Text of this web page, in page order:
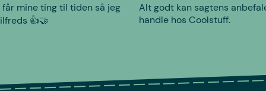
får mine ting til tiden så jeg
👍🤝
Alt godt kan sagtens
handle hos Coolstuff.